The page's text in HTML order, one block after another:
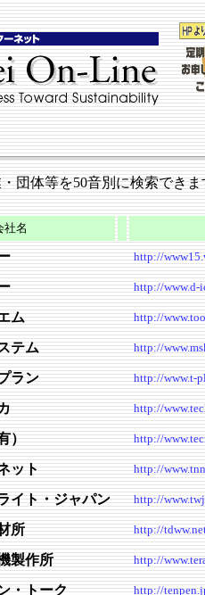
団体等を50音別に検索できま
社名
http://
http://www.d-
ム http://
テム http://
ラン http://www.t-
http://
） http://
ット http://
イト・ジャパン http://
所 http://
製作所 http://
・トーク http://